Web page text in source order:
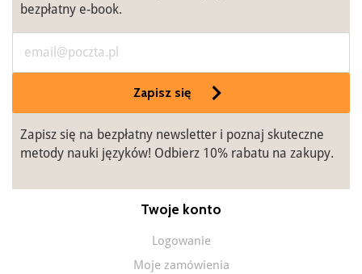
bezpłatny e-book.
Zapisz się
Zapisz się na bezpłatny newsletter i poznaj skuteczne
metody nauki języków! Odbierz 10% rabatu na zakupy.
Twoje konto
Logowanie
Moje zamówienia